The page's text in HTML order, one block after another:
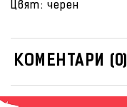
Цвят: черен
КОМЕНТАРИ (0)